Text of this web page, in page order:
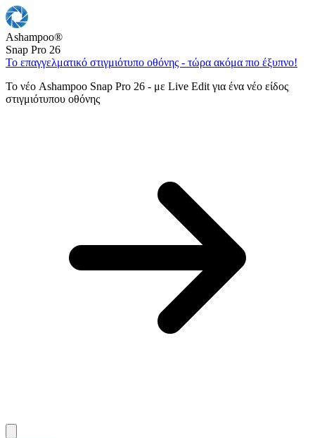
Ashampoo®
Snap Pro 26
Το επαγγελματικό στιγμιότυπο οθόνης - τώρα ακόμα πιο έξυπνο!
Το νέο Ashampoo Snap Pro 26 - με Live Edit για ένα νέο είδος
στιγμιότυπου οθόνης